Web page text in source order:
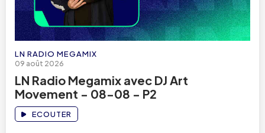
LN RADIO MEGAMIX
09 août 2026
LN Radio Megamix avec DJ Art
Movement - 08-08 - P2
ECOUTER